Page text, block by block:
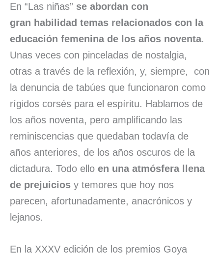
En “Las niñas” se abordan con
gran habilidad temas relacionados con la
educación femenina de los años noventa.
Unas veces con pinceladas de nostalgia,
otras a través de la reflexión, y, siempre, con
la denuncia de tabúes que funcionaron como
rígidos corsés para el espíritu. Hablamos de
los años noventa, pero amplificando las
reminiscencias que quedaban todavía de
años anteriores, de los años oscuros de la
dictadura. Todo ello en una atmósfera llena
de prejuicios y temores que hoy nos
parecen, afortunadamente, anacrónicos y
lejanos.
En la XXXV edición de los premios Goya